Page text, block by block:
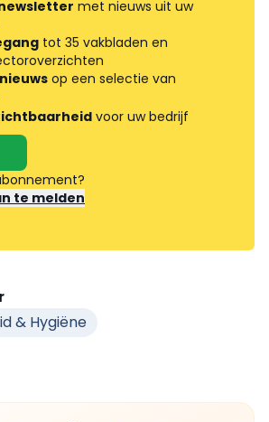
met nieuws uit uw
tot 35 vakbladen en
op een selectie van
voor uw bedrijf
te melden
& Hygiëne